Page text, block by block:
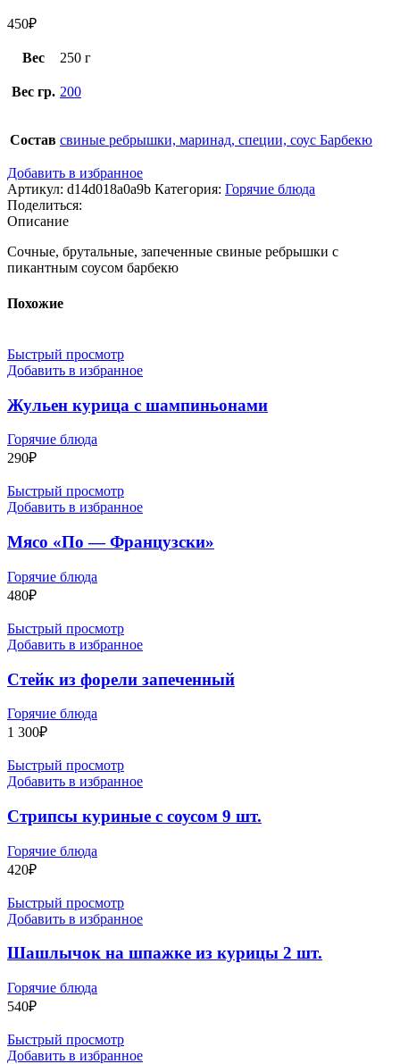
450₽
Вес 250 г
Вес гр. 200
Состав свиные ребрышки, маринад, специи, соус Барбекю
Добавить в избранное
Артикул: d14d018a0a9b Категория: Горячие блюда
Поделиться:
Описание
Сочные, брутальные, запеченные свиные ребрышки с
пикантным соусом барбекю
Похожие
Быстрый просмотр
Добавить в избранное
Жульен курица с шампиньонами
Горячие блюда
290₽
Быстрый просмотр
Добавить в избранное
Мясо «По — Французски»
Горячие блюда
480₽
Быстрый просмотр
Добавить в избранное
Стейк из форели запеченный
Горячие блюда
1 300₽
Быстрый просмотр
Добавить в избранное
Стрипсы куриные с соусом 9 шт.
Горячие блюда
420₽
Быстрый просмотр
Добавить в избранное
Шашлычок на шпажке из курицы 2 шт.
Горячие блюда
540₽
Быстрый просмотр
Добавить в избранное